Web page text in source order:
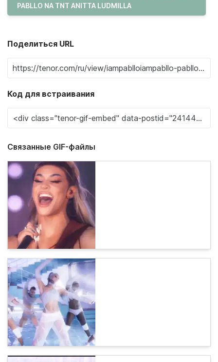
PABLLO NA TNT ANITTA LUDMILLA
Поделиться URL
Код для встраивания
Связанные GIF-файлы